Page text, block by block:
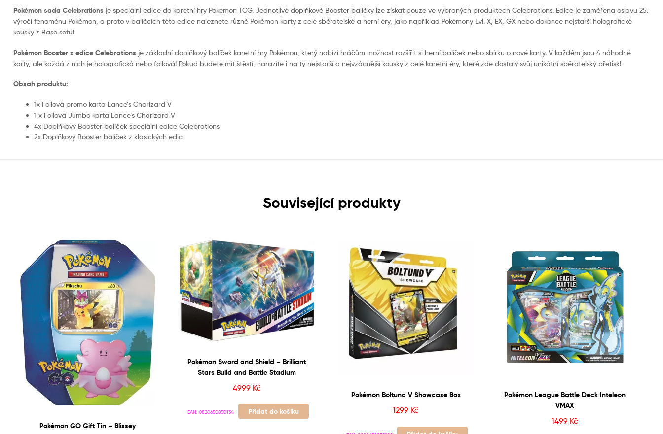
Pokémon sada Celebrations je speciální edice do karetní hry Pokémon TCG. Jednotlivé doplňkové Booster balíčky lze získat pouze ve vybraných produktech Celebrations. Edice je zaměřena oslavu 25.
výročí fenoménu Pokémon, a proto v balíčcích této edice naleznete různé Pokémon karty z celé sběratelské a herní éry, jako například Pokémony Lvl. X, EX, GX nebo dokonce nejstarší holografické
kousky z Base setu!
Pokémon Booster z edice Celebrations je základní doplňkový balíček karetní hry Pokémon, který nabízí hráčům možnost rozšířit si herní balíček nebo sbírku o nové karty. V každém jsou 4 náhodné
karty, ale každá z nich je holografická nebo foilová! Pokud budete mít štěstí, narazíte i na ty nejstarší a nejvzácnější kousky z celé karetní éry, které zde dostaly svůj unikátní sběratelský přetisk!
Obsah produktu:
1x Foilová promo karta Lance’s Charizard V
1 x Foilová Jumbo karta Lance’s Charizard V
4x Doplňkový Booster balíček speciální edice Celebrations
2x Doplňkový Booster balíček z klasických edic
Související produkty
Pokémon GO Gift Tin – Blissey
Pokémon Sword and Shield – Brilliant
Stars Build and Battle Stadium
4999 Kč
EAN: 0820650850134 Přidat do košíku
Pokémon Boltund V Showcase Box
1299 Kč
Pokémon League Battle Deck Inteleon
VMAX
1499 Kč